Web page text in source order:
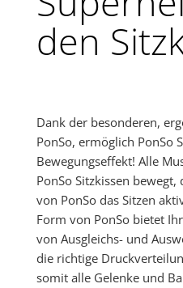
den
Dank der besonderen,
PonSo, ermöglich PonSo
Bewegungseffekt! Alle
PonSo Sitzkissen
von PonSo das Sitzen
Form von PonSo bietet
von Ausgleichs- und
die richtige
somit alle Gelenke und